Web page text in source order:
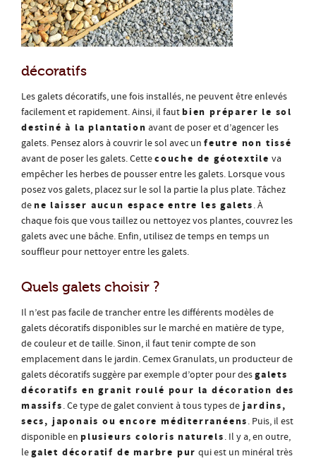
décoratifs
Les galets décoratifs, une fois installés, ne peuvent être enlevés
facilement et rapidement. Ainsi, il faut bien préparer le sol
destiné à la plantation avant de poser et d’agencer les
galets. Pensez alors à couvrir le sol avec un feutre non tissé
avant de poser les galets. Cettecouche de géotextile va
empêcher les herbes de pousser entre les galets. Lorsque vous
posez vos galets, placez sur le sol la partie la plus plate. Tâchez
de ne laisser aucun espace entre les galets. À
chaque fois que vous taillez ou nettoyez vos plantes, couvrez les
galets avec une bâche. Enfin, utilisez de temps en temps un
souffleur pour nettoyer entre les galets.
Quels galets choisir ?
Il n’est pas facile de trancher entre les différents modèles de
galets décoratifs disponibles sur le marché en matière de type,
de couleur et de taille. Sinon, il faut tenir compte de son
emplacement dans le jardin. Cemex Granulats, un producteur de
galets décoratifs suggère par exemple d’opter pour desgalets
décoratifs en granit roulé pour la décoration des
massifs. Ce type de galet convient à tous types dejardins,
secs, japonais ou encore méditerranéens. Puis, il est
disponible en plusieurs coloris naturels. Il y a, en outre,
legalet décoratif de marbre pur qui est un minéral très